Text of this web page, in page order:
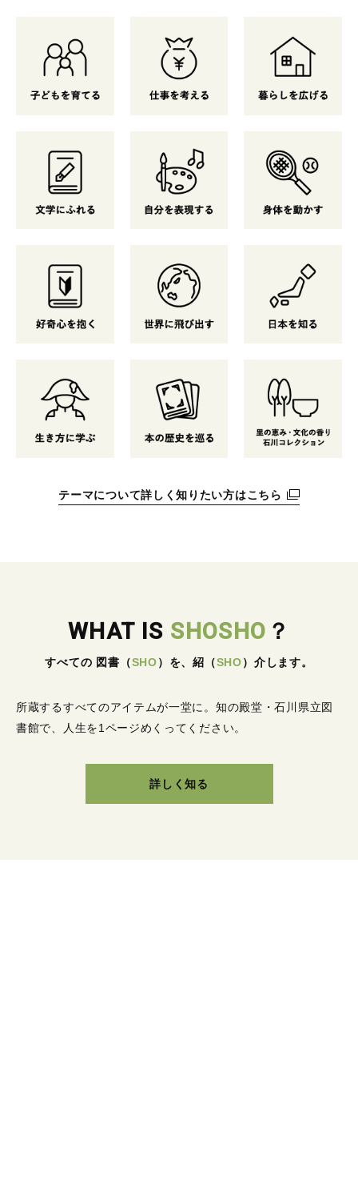
テーマについて詳しく知りたい方はこちら
WHAT IS SHOSHO ？
すべての 図書 （SHO） を、紹 （SHO） 介します。
所蔵するすべてのアイテムが一堂に。 知の殿堂・石川県立図
書館で、人生を1ページめくってください。
詳しく知る